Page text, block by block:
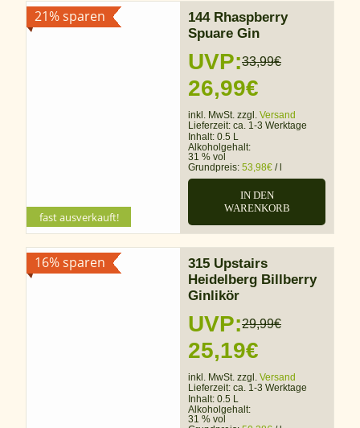
21% sparen
fast ausverkauft!
144 Rhaspberry
Spuare Gin
UVP:33,99€
Ursprünglicher
Preis
war:
33,99€
26,99€
Aktueller
Preis
ist:
26,99€.
inkl. MwSt. zzgl. Versand
Lieferzeit: ca. 1-3 Werktage
Inhalt: 0.5 L
Alkoholgehalt:
31 % vol
Grundpreis: 53,98€ /
IN DEN
WARENKORB
16% sparen
315 Upstairs
Heidelberg Billberry
Ginlikör
UVP:29,99€
Ursprünglicher
Preis
war:
25,19€
Aktueller
Preis
ist:
inkl. MwSt. zzgl. Versand
Lieferzeit: ca. 1-3 Werktage
Inhalt: 0.5 L
Alkoholgehalt:
31 % vol